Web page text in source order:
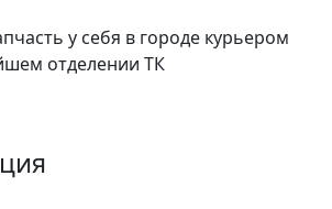
у себя в городе курьером
отделении ТК